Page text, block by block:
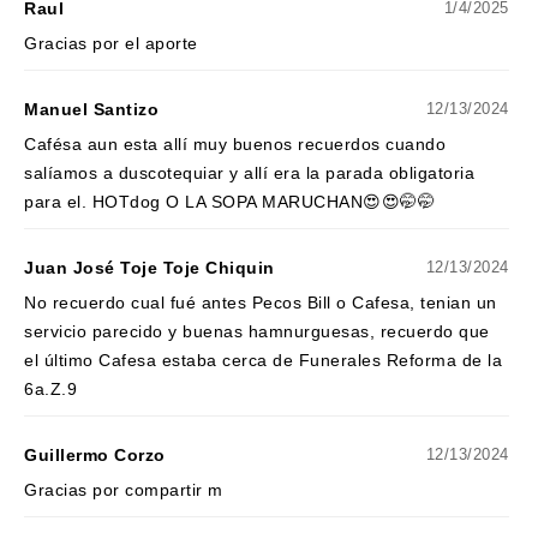
Raul 1/4/2025
Gracias por el aporte
Manuel Santizo 12/13/2024
Cafésa aun esta allí muy buenos recuerdos cuando
salíamos a duscotequiar y allí era la parada obligatoria
para el. HOTdog O LA SOPA MARUCHAN😍😍🤭🤭
Juan José Toje Toje Chiquin 12/13/2024
No recuerdo cual fué antes Pecos Bill o Cafesa, tenian un
servicio parecido y buenas hamnurguesas, recuerdo que
el último Cafesa estaba cerca de Funerales Reforma de la
6a.Z.9
Guillermo Corzo 12/13/2024
Gracias por compartir m